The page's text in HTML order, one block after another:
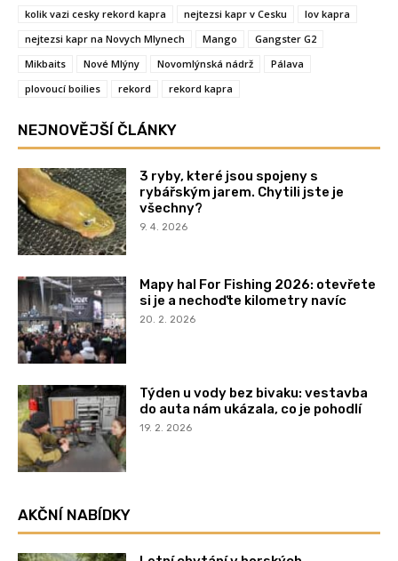
kolik vazi cesky rekord kapra
nejtezsi kapr v Cesku
lov kapra
nejtezsi kapr na Novych Mlynech
Mango
Gangster G2
Mikbaits
Nové Mlýny Novomlýnská nádrž
Pálava
plovoucí boilies
rekord rekord kapra
NEJNOVĚJŠÍ ČLÁNKY
3 ryby, které jsou spojeny s
rybářským jarem. Chytili jste je
všechny?
9. 4. 2026
Mapy hal For Fishing 2026: otevřete
si je a nechoďte kilometry navíc
20. 2. 2026
Týden u vody bez bivaku: vestavba
do auta nám ukázala, co je pohodlí
19. 2. 2026
AKČNÍ NABÍDKY